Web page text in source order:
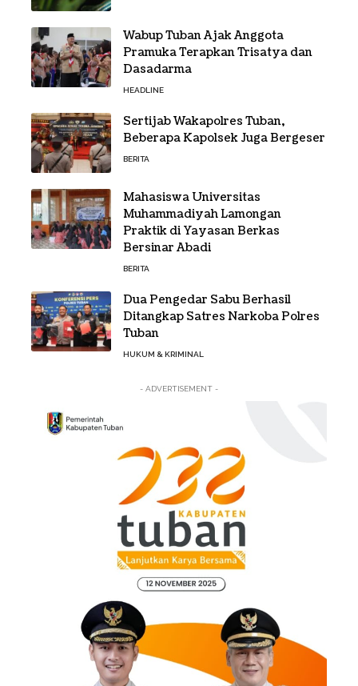
Wabup Tuban Ajak Anggota
Pramuka Terapkan Trisatya dan
Dasadarma
HEADLINE
Sertijab Wakapolres Tuban,
Beberapa Kapolsek Juga Bergeser
BERITA
Mahasiswa Universitas
Muhammadiyah Lamongan
Praktik di Yayasan Berkas
Bersinar Abadi
BERITA
Dua Pengedar Sabu Berhasil
Ditangkap Satres Narkoba Polres
Tuban
HUKUM & KRIMINAL
- ADVERTISEMENT -